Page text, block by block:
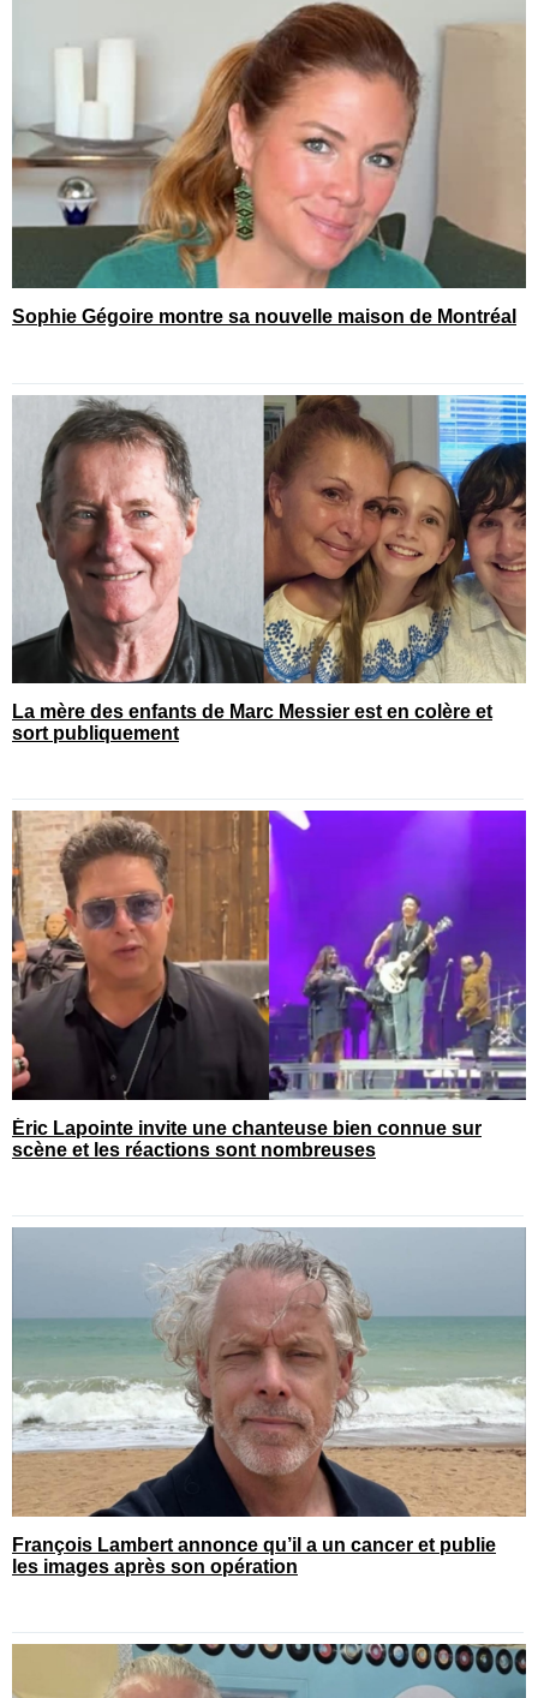
Sophie Gégoire montre sa nouvelle maison de Montréal
La mère des enfants de Marc Messier est en colère et
sort publiquement
Éric Lapointe invite une chanteuse bien connue sur
scène et les réactions sont nombreuses
François Lambert annonce qu’il a un cancer et publie
les images après son opération